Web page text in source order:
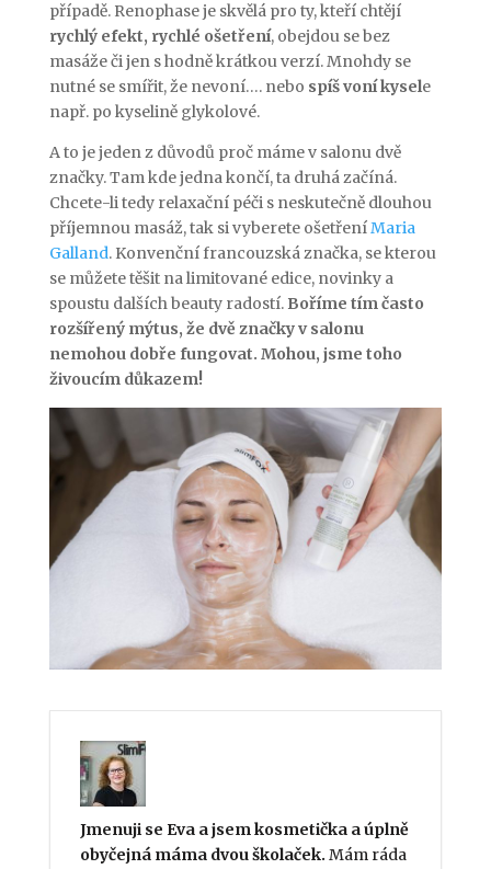
případě. Renophase je skvělá pro ty, kteří chtějí
rychlý efekt, rychlé ošetření, obejdou se bez
masáže či jen s hodně krátkou verzí. Mnohdy se
nutné se smířit, že nevoní…. nebo spíš voní kysele
např. po kyselině glykolové.
A to je jeden z důvodů proč máme v salonu dvě
značky. Tam kde jedna končí, ta druhá začíná.
Chcete-li tedy relaxační péči s neskutečně dlouhou
příjemnou masáž, tak si vyberete ošetřeníMaria
Galland. Konvenční francouzská značka, se kterou
se můžete těšit na limitované edice, novinky a
spoustu dalších beauty radostí. Boříme tím často
rozšířený mýtus, že dvě značky v salonu
nemohou dobře fungovat. Mohou, jsme toho
živoucím důkazem!
Jmenuji se Eva a jsem kosmetička a úplně
obyčejná máma dvou školaček. Mám ráda